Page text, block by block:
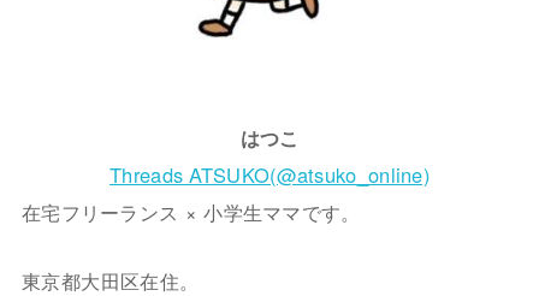
はつこ
Threads ATSUKO(@atsuko_online)
在宅フリーランス × 小学生ママです。
東京都大田区在住。